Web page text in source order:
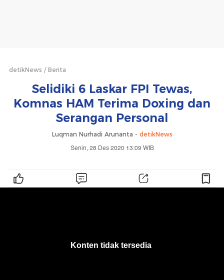
detikNews Berita
Selidiki 6 Laskar FPI Tewas,
Komnas HAM Terima Doxing dan
Serangan Personal
Luqman Nurhadi Arunanta - detikNews
Senin, 28 Des 2020 13:09 WIB